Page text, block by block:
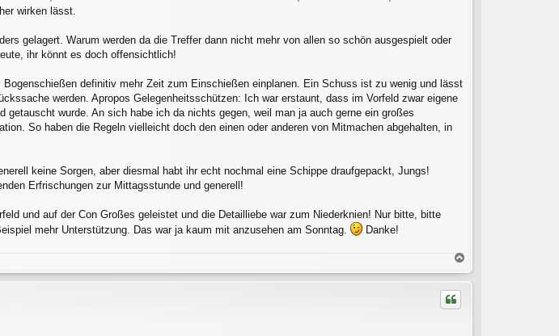
wirken lässt.
gelagert. Warum werden da die Treffer dann nicht mehr von allen so schön ausgespielt oder
ihr könnt es doch offensichtlich!
definitiv mehr Zeit zum Einschießen einplanen. Ein Schuss ist zu wenig und lässt
werden. Apropos Gelegenheitsschützen: Ich war erstaunt, dass im Vorfeld zwar eigene
getauscht wurde. An sich habe ich da nichts gegen, weil man ja auch gerne ein großes
So haben die Regeln vielleicht doch den einen oder anderen von Mitmachen abgehalten, in
keine Sorgen, aber diesmal habt ihr echt nochmal eine Schippe draufgepackt, Jungs!
Erfrischungen zur Mittagsstunde und generell!
und auf der Con Großes geleistet und die Detailliebe war zum Niederknien! Nur bitte, bitte
mehr Unterstützung. Das war ja kaum mit anzusehen am Sonntag.
Danke!
a
c